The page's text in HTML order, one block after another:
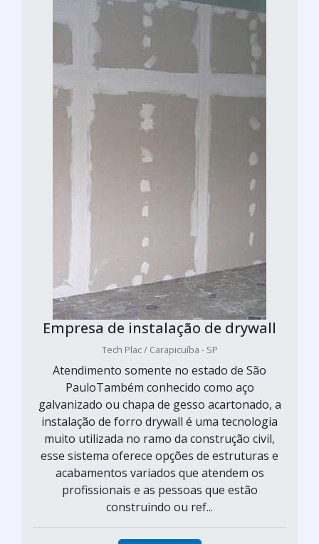
Empresa de instalação de drywall
Tech Plac / Carapicuíba - SP
Atendimento somente no estado de São
PauloTambém conhecido como aço
galvanizado ou chapa de gesso acartonado, a
instalação de forro drywall é uma tecnologia
muito utilizada no ramo da construção civil,
esse sistema oferece opções de estruturas e
acabamentos variados que atendem os
profissionais e as pessoas que estão
construindo ou ref...